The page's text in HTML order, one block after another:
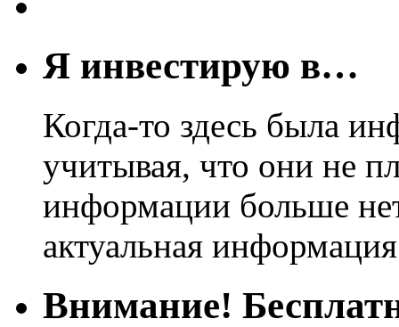
Я инвестирую в…
Когда-то здесь была
учитывая, что они не
информации больше
актуальная
Внимание!